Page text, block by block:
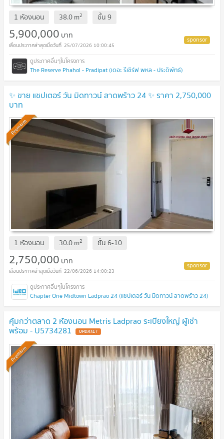
1 ห้องนอน 38.0m2 ชั้น9
5,900,000 บาท
25/07/2026 10:00:45
The Reserve Phahol - Pradipat (เดอะ รีเซิร์ฟ พหล - ประดิพัทธ์)
✨ ขาย แชปเตอร์ วัน มิดทาวน์ ลาดพร้าว 24 ✨ ราคา 2,750,000
บาท
Premium
1 ห้องนอน 30.0m2 ชั้น 6-10
2,750,000 บาท
22/06/2026 14:00:23
Chapter One Midtown Ladprao 24 (แชปเตอร์ วัน มิดทาวน์ ลาดพร้าว 24)
คุ้มกว่าตลาด 2 ห้องนอน Metris Ladprao ระเบียงใหญ่ ผู้เช่า
พร้อม - U5734281 UPDATE !
Premium